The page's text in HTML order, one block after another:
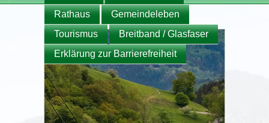
Rathaus
Gemeindeleben
Tourismus
Breitband / Glasfaser
Erklärung zur Barrierefreiheit